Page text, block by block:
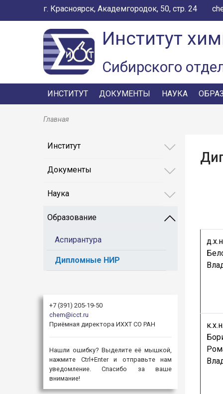
г. Красноярск, Академгородок, 50, стр. 24
Институт
Сибирского
ИНСТИТУТ ДОКУМЕНТЫ НАУКА
Главная
Институт
Документы
Наука
Образование
Аспирантура
Дипломные НИР
+7 (391) 205-19-50
chem@icct.ru
Приёмная директора ИХХТ СО РАН
Нашли ошибку? Выделите её мышкой,
нажмите Ctrl+Enter и отправьте нам
уведомление. Спасибо за ваше
внимание!